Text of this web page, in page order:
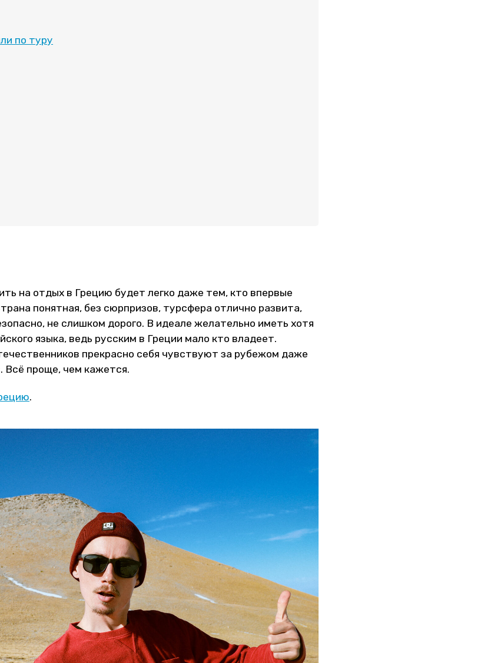
по туру
на отдых в Грецию будет легко даже тем, кто впервые
понятная, без сюрпризов, турсфера отлично развита,
не слишком дорого. В идеале желательно иметь хотя
языка, ведь русским в Греции мало кто владеет.
прекрасно себя чувствуют за рубежом даже
Всё проще, чем кажется.
.